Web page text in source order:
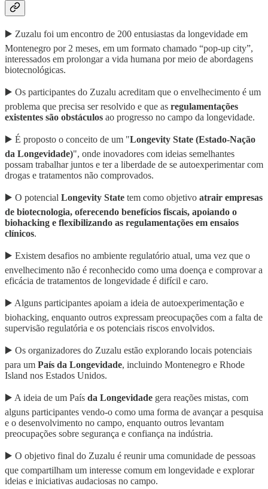
▶️ Zuzalu foi um encontro de 200 entusiastas da longevidade em
Montenegro por 2 meses, em um formato chamado “pop-up city”,
interessados em prolongar a vida humana por meio de abordagens
biotecnológicas.
▶️ Os participantes do Zuzalu acreditam que o envelhecimento é um
problema que precisa ser resolvido e que as regulamentações
existentes são obstáculos ao progresso no campo da longevidade.
▶️ É proposto o conceito de um "Longevity State (Estado-Nação
da Longevidade)", onde inovadores com ideias semelhantes
possam trabalhar juntos e ter a liberdade de se autoexperimentar com
drogas e tratamentos não comprovados.
▶️ O potencial Longevity State tem como objetivo atrair empresas
de biotecnologia, oferecendo benefícios fiscais, apoiando o
biohacking e flexibilizando as regulamentações em ensaios
clínicos.
▶️ Existem desafios no ambiente regulatório atual, uma vez que o
envelhecimento não é reconhecido como uma doença e comprovar a
eficácia de tratamentos de longevidade é difícil e caro.
▶️ Alguns participantes apoiam a ideia de autoexperimentação e
biohacking, enquanto outros expressam preocupações com a falta de
supervisão regulatória e os potenciais riscos envolvidos.
▶️ Os organizadores do Zuzalu estão explorando locais potenciais
para um País da Longevidade, incluindo Montenegro e Rhode
Island nos Estados Unidos.
▶️ A ideia de um País da Longevidade gera reações mistas, com
alguns participantes vendo-o como uma forma de avançar a pesquisa
e o desenvolvimento no campo, enquanto outros levantam
preocupações sobre segurança e confiança na indústria.
▶️ O objetivo final do Zuzalu é reunir uma comunidade de pessoas
que compartilham um interesse comum em longevidade e explorar
ideias e iniciativas audaciosas no campo.